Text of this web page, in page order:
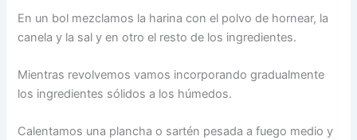
En un bol mezclamos la harina con el polvo de hornear, la
canela y la sal y en otro el resto de los ingredientes.
Mientras revolvemos vamos incorporando gradualmente
los ingredientes sólidos a los húmedos.
Calentamos una plancha o sartén pesada a fuego medio y